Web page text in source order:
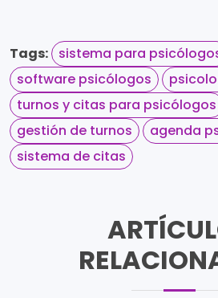
Tags:
sistema para
software psicólogos
turnos y citas para psicólogos
gestión de turnos
agenda
sistema de citas